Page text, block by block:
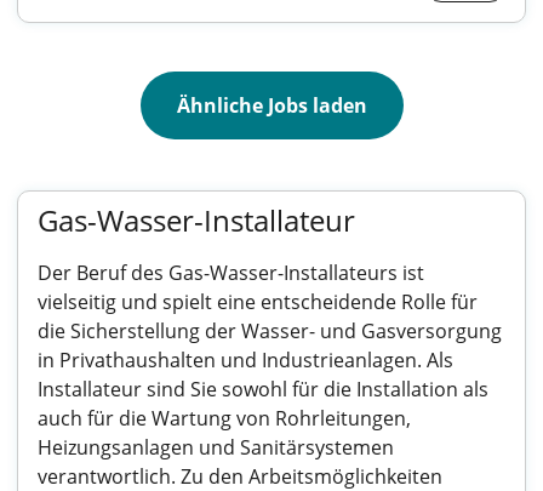
Ähnliche Jobs laden
Gas-Wasser-Installateur
Der Beruf des Gas-Wasser-Installateurs ist
vielseitig und spielt eine entscheidende Rolle für
die Sicherstellung der Wasser- und Gasversorgung
in Privathaushalten und Industrieanlagen. Als
Installateur sind Sie sowohl für die Installation als
auch für die Wartung von Rohrleitungen,
Heizungsanlagen und Sanitärsystemen
verantwortlich. Zu den Arbeitsmöglichkeiten